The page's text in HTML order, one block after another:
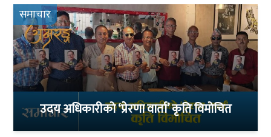
समाचार
उदय अधिकारीको ‘प्रेरणा वार्ता’ कृति विमोचित